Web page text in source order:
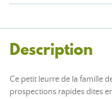
Description
Ce petit leurre de la famille
prospections rapides dites